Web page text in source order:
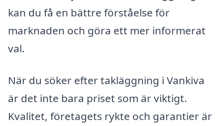
kan du få en bättre förståelse för
marknaden och göra ett mer informerat
val.
När du söker efter takläggning i Vankiva
är det inte bara priset som är viktigt.
Kvalitet, företagets rykte och garantier är